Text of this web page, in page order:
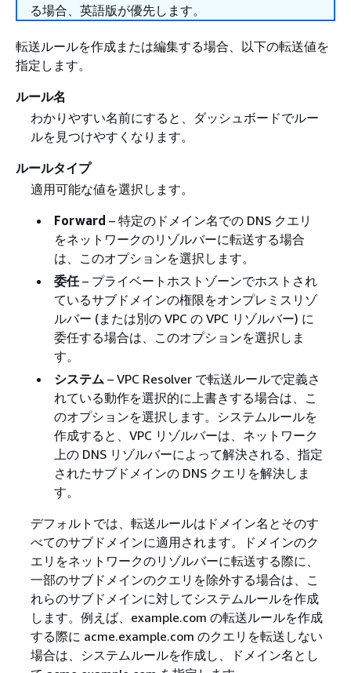
る場合、英語版が優先します。
転送ルールを作成または編集する場合、以下の転送値を
指定します。
ルール名
わかりやすい名前にすると、ダッシュボードでルー
ルを見つけやすくなります。
ルールタイプ
適用可能な値を選択します。
Forward – 特定のドメイン名での DNS クエリ
をネットワークのリゾルバーに転送する場合
は、このオプションを選択します。
委任– プライベートホストゾーンでホストされ
ているサブドメインの権限をオンプレミスリゾ
ルバー (または別の VPC の VPC リゾルバー) に
委任する場合は、このオプションを選択しま
す。
システム– VPC Resolver で転送ルールで定義さ
れている動作を選択的に上書きする場合は、こ
のオプションを選択します。システムルールを
作成すると、VPC リゾルバーは、ネットワーク
上の DNS リゾルバーによって解決される、指定
されたサブドメインの DNS クエリを解決しま
す。
デフォルトでは、転送ルールはドメイン名とそのす
べてのサブドメインに適用されます。ドメインのク
エリをネットワークのリゾルバーに転送する際に、
一部のサブドメインのクエリを除外する場合は、こ
れらのサブドメインに対してシステムルールを作成
します。例えば、example.com の転送ルールを作成
する際に acme.example.com のクエリを転送しない
場合は、システムルールを作成し、ドメイン名とし